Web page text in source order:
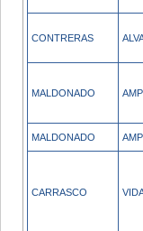
CONTRERAS
MALDONADO
MALDONADO
CARRASCO